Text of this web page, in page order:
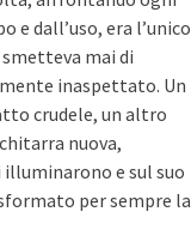
e dall’uso, era l’unico
mai di
inaspettato. Un
crudele, un altro
nuova,
e sul suo
per sempre la